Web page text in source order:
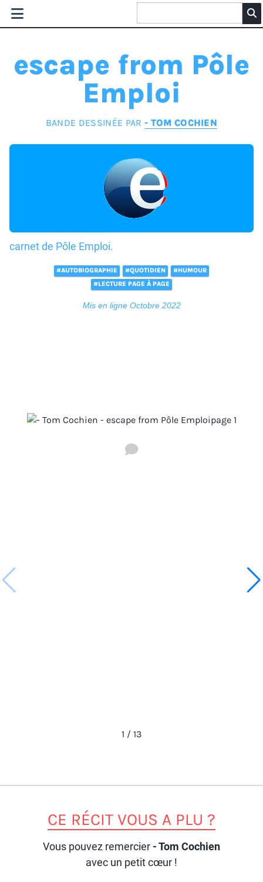
escape from Pôle
Emploi
BANDE DESSINÉE PAR - TOM COCHIEN
carnet de Pôle Emploi.
#AUTOBIOGRAPHIE #QUOTIDIEN
#HUMOUR
#LECTURE PAGE À PAGE
Mis en ligne Octobre 2022
1 / 13
CE RÉCIT VOUS A PLU ?
Vous pouvez remercier - Tom Cochien
avec un petit cœur !